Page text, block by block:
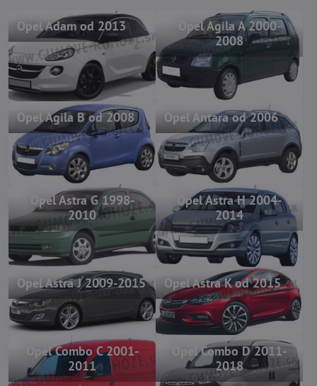
Opel Adam od 2013
Opel Agila A 2000-
2008
Opel Agila B od 2008 Opel Antara od 2006
Opel Astra G 1998-
2010
Opel Astra H 2004-
2014
Opel Astra J 2009-2015 Opel Astra K od 2015
Opel Combo C 2001-
2011
Opel Combo D 2011-
2018